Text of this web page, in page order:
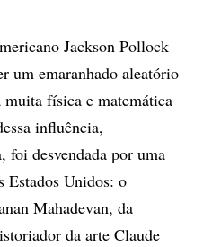
Jackson Pollock
um emaranhado aleatório
física e matemática
influência,
foi desvendada por uma
Unidos: o
Mahadevan, da
da arte Claude